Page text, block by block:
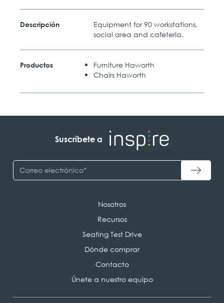
Descripción
Equipment for 90 workstations,
social area and cafeteria.
Productos
Furniture Haworth
Chairs Haworth
Suscríbete a
Nosotros
Recursos
Seating Test Drive
Dónde comprar
Contacto
Únete a nuestro equipo